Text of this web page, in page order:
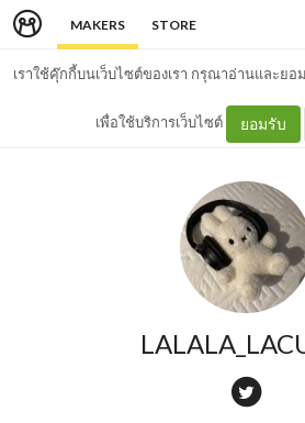
MAKERS STORE
เราใช้คุ๊กกี้บนเว็บไซต์ของเรา กรุณาอ่านและยอ
เพื่อใช้บริการเว็บไซต์ ยอมรับ